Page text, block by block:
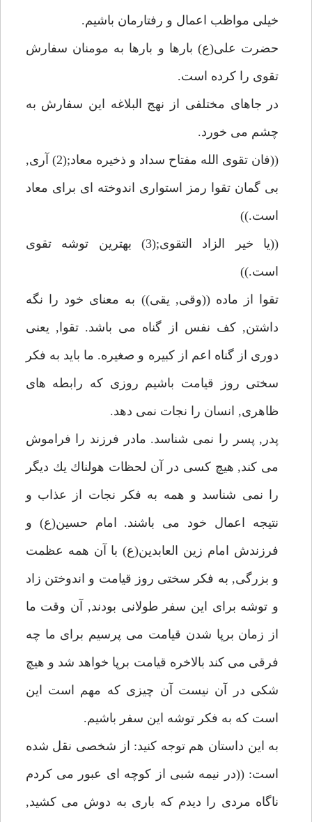
خيلى مواظب اعمال و رفتارمان باشيم.
حضرت على(ع) بارها و بارها به مومنان سفارش
تقوى را كرده است.
در جاهاى مختلفى از نهج البلاغه اين سفارش به
چشم مى خورد.
((فان تقوى الله مفتاح سداد و ذخيره معاد;(2) آرى,
بى گمان تقوا رمز استوارى اندوخته اى براى معاد
است.))
((يا خير الزاد التقوى;(3) بهترين توشه تقوى
است.))
تقوا از ماده ((وقى, يقى)) به معناى خود را نگه
داشتن, كف نفس از گناه مى باشد. تقوا, يعنى
دورى از گناه اعم از كبيره و صغيره. ما بايد به فكر
سختى روز قيامت باشيم روزى كه رابطه هاى
ظاهرى, انسان را نجات نمى دهد.
پدر, پسر را نمى شناسد. مادر فرزند را فراموش
مى كند, هيچ كسى در آن لحظات هولناك يك ديگر
را نمى شناسد و همه به فكر نجات از عذاب و
نتيجه اعمال خود مى باشند. امام حسين(ع) و
فرزندش امام زين العابدين(ع) با آن همه عظمت
و بزرگى, به فكر سختى روز قيامت و اندوختن زاد
و توشه براى اين سفر طولانى بودند, آن وقت ما
از زمان برپا شدن قيامت مى پرسيم براى ما چه
فرقى مى كند بالاخره قيامت برپا خواهد شد و هيچ
شكى در آن نيست آن چيزى كه مهم است اين
است كه به فكر توشه اين سفر باشيم.
به اين داستان هم توجه كنيد: از شخصى نقل شده
است: ((در نيمه شبى از كوچه اى عبور مى كردم
ناگاه مردى را ديدم كه بارى به دوش مى كشيد,